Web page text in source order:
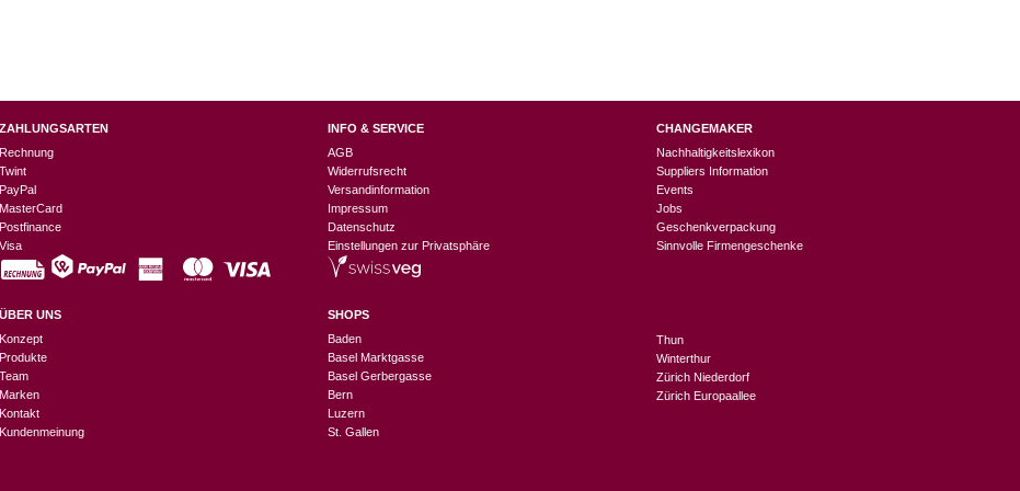
ZAHLUNGSARTEN
Rechnung
Twint
PayPal
MasterCard
Postfinance
Visa
ÜBER UNS
Konzept
Produkte
Team
Marken
Kontakt
Kundenmeinung
INFO & SERVICE
AGB
Widerrufsrecht
Versandinformation
Impressum
Datenschutz
Einstellungen zur Privatsphäre
SHOPS
Baden
Basel Marktgasse
Basel Gerbergasse
Bern
Luzern
St. Gallen
CHANGEMAKER
Nachhaltigkeitslexikon
Suppliers Information
Events
Jobs
Geschenkverpackung
Sinnvolle Firmengeschenke
Thun
Winterthur
Zürich Niederdorf
Zürich Europaallee